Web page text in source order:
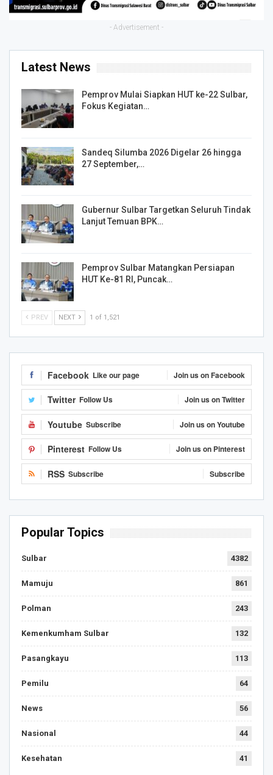
- Advertisement -
Latest News
Pemprov Mulai Siapkan HUT ke-22 Sulbar,
Fokus Kegiatan…
Sandeq Silumba 2026 Digelar 26 hingga
27 September,…
Gubernur Sulbar Targetkan Seluruh Tindak
Lanjut Temuan BPK…
Pemprov Sulbar Matangkan Persiapan
HUT Ke-81 RI, Puncak…
PREV NEXT 1 of 1,521
Facebook Like our page Join us on Facebook
Twitter Follow Us Join us on Twitter
Youtube Subscribe Join us on Youtube
Pinterest Follow Us Join us on Pinterest
RSS Subscribe Subscribe
Popular Topics
Sulbar 4382
Mamuju 861
Polman 243
Kemenkumham Sulbar 132
Pasangkayu 113
Pemilu 64
News 56
Nasional 44
Kesehatan 41